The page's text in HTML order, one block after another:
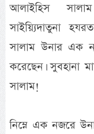
আলাইহিস
সাইয়্যিদাতুনা
সালাম উনার এক
করেছেন। সুবহানা
সালাম!
নিম্নে এক নজরে